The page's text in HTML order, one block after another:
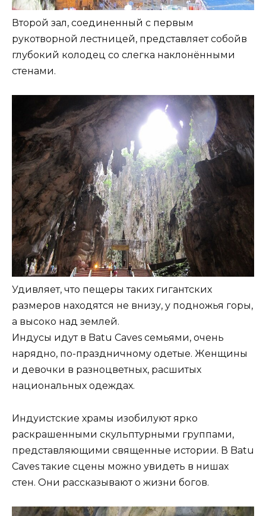
Второй зал, соединенный с первым
рукотворной лестницей, представляет собойв
глубокий колодец со слегка наклонёнными
стенами.
Удивляет, что пещеры таких гигантских
размеров находятся не внизу, у подножья горы,
а высоко над землей.
Индусы идут в Batu Caves семьями, очень
нарядно, по-праздничному одетые. Женщины
и девочки в разноцветных, расшитых
национальных одеждах.
Индуистские храмы изобилуют ярко
раскрашенными скульптурными группами,
представляющими священные истории. В Batu
Caves такие сцены можно увидеть в нишах
стен. Они рассказывают о жизни богов.